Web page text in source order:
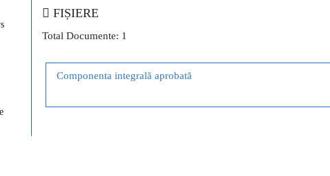
FIȘIERE
Total Documente: 1
Componenta integrală aprobată